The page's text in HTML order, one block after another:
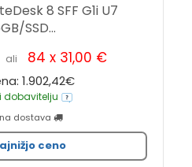
8 SFF G1i U7
SSD...
ali 84 x 31,00 €
1.902,42€
dobavitelju
dostava
ceno